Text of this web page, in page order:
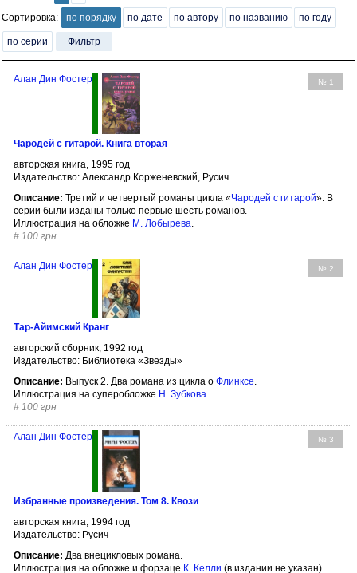
Сортировка: по порядку по дате по автору по названию по году
по серии Фильтр
№ 1
Алан Дин Фостер
Чародей с гитарой. Книга вторая
авторская книга, 1995 год
Издательство: Александр Корженевский, Русич
Описание: Третий и четвертый романы цикла «Чародей с гитарой». В
серии были изданы только первые шесть романов.
Иллюстрация на обложке М. Лобырева
# 100 грн
№ 2
Алан Дин Фостер
Тар-Айимский Кранг
авторский сборник, 1992 год
Издательство: Библиотека «Звезды»
Описание: Выпуск 2. Два романа из цикла о Флинксе
Иллюстрация на суперобложке Н. Зубкова
# 100 грн
№ 3
Алан Дин Фостер
Избранные произведения. Том 8. Квози
авторская книга, 1994 год
Издательство: Русич
Описание: Два внецикловых романа.
Иллюстрация на обложке и форзаце К. Келли (в издании не указан).